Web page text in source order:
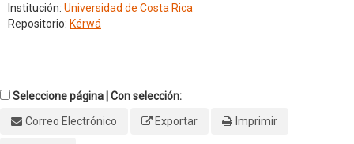
Institución: Universidad de Costa Rica
Repositorio: Kérwá
Seleccione página | Con selección:
Correo Electrónico
Exportar Imprimir